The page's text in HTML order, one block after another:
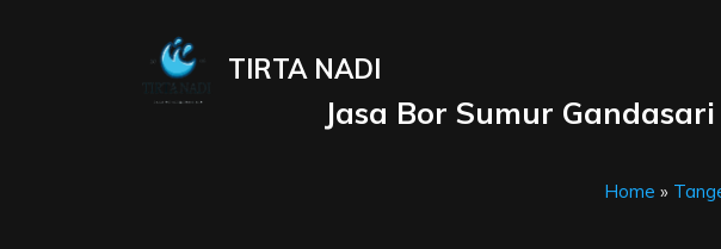
TIRTA NADI
Jasa Bor Sumur
Home »